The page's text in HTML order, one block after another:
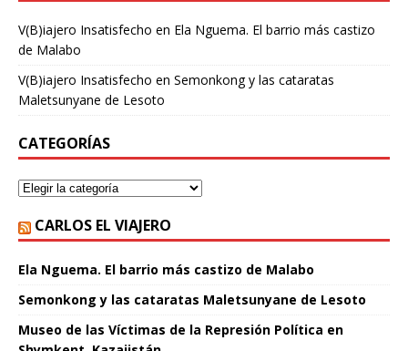
V(B)iajero Insatisfecho en Ela Nguema. El barrio más castizo
de Malabo
V(B)iajero Insatisfecho en Semonkong y las cataratas
Maletsunyane de Lesoto
CATEGORÍAS
CARLOS EL VIAJERO
Ela Nguema. El barrio más castizo de Malabo
Semonkong y las cataratas Maletsunyane de Lesoto
Museo de las Víctimas de la Represión Política en